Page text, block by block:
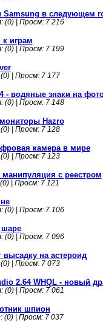
Samsung в следующем
(0) | Просм: 7 216
к играм
(0) | Просм: 7 199
| Просм: 7 177
- водяные знаки на
(0) | Просм: 7 148
Hazro
| Просм: 7 128
камера в мире
| Просм: 7 123
с реестром
| Просм: 7 121
(0) | Просм: 7 106
(0) | Просм: 7 096
на астероид
| Просм: 7 073
2.64 WHQL - новый
(0) | Просм: 7 061
шпион
(0) | Просм: 7 037